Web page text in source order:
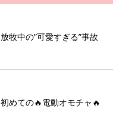
放牧中の”可愛すぎる”事故
初めての🔥電動オモチャ🔥